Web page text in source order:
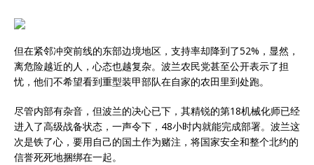
但在紧邻冲突前线的东部边境地区，支持率却降到了52%，显然，
离危险越近的人，心态也越复杂。波兰农民党甚至公开表示了担
忧，他们不希望看到重型装甲部队在自家的农田里到处跑。
尽管内部有杂音，但波兰的决心已下，其精锐的第18机械化师已经
进入了高级战备状态，一声令下，48小时内就能完成部署。波兰这
次是铁了心，要用自己的国土作为赌注，将国家安全和整个北约的
信誉死死地捆绑在一起。